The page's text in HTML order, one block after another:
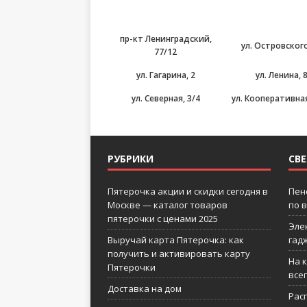
пр-кт Ленинградский,
77/12
ул.
ул. Гагарина, 2 ул. Ленина, 8
ул. Северная, 3/4
ул.
РУБРИКИ
Пятерочка акции и скидки сегодня в
Москве — каталог товаров
пятерочки с ценами 2025
Выручай карта Пятерочка: как
получить и активировать карту
Пятерочки
Доставка на дом
по
На